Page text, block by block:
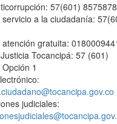
57(601) 8575878
a la ciudadanía:
gratuita:
Tocancipá: 57 (601)
1
judiciales: